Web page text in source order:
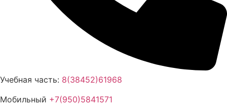
Учебная часть: 8(38452)61968
Мобильный +7(950)5841571